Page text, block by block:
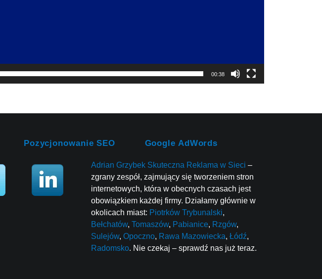
00:38
Pozycjonowanie SEO Google AdWords
Adrian Grzybek Skuteczna Reklama w Sieci –
zgrany zespół, zajmujący się tworzeniem stron
internetowych, która w obecnych czasach jest
obowiązkiem każdej firmy. Działamy głównie w
okolicach miast: Piotrków Trybunalski,
Bełchatów, Tomaszów, Pabianice, Rzgów,
Sulejów, Opoczno, Rawa Mazowiecka, Łódź,
Radomsko. Nie czekaj – sprawdź nas już teraz.